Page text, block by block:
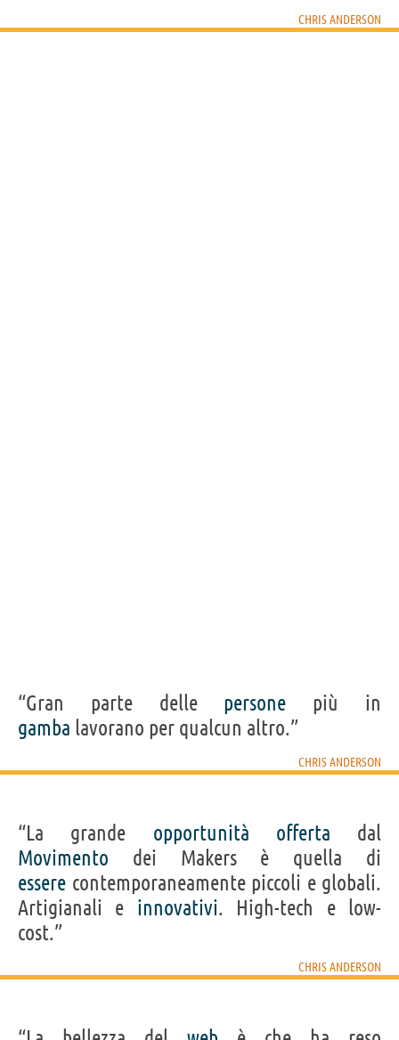
CHRIS ANDERSON
“Gran parte delle persone più in
gamba lavorano per qualcun altro.”
CHRIS ANDERSON
“La grande opportunità offerta dal
Movimento dei Makers è quella di
essere contemporaneamente piccoli e globali.
Artigianali e innovativi. High-tech e low-
cost.”
CHRIS ANDERSON